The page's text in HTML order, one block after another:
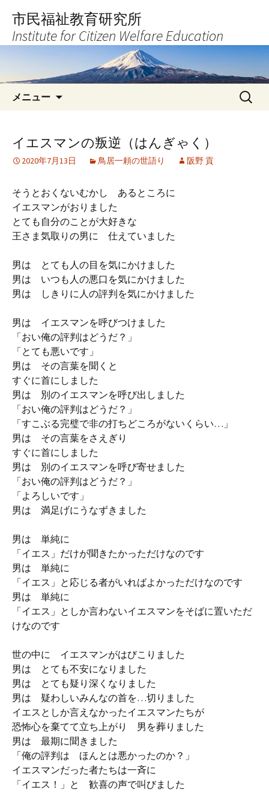
へ
キ
市民福祉教育研究所
Institute for Citizen Welfare Education
メニュー
検
索:
イエスマンの叛逆（はんぎゃく）
2020年7月13日 鳥居一頼の世語り 阪野 貢
そうとおくないむかし あるところに
イエスマンがおりました
とても自分のことが大好きな
王さま気取りの男に 仕えていました
男は とても人の目を気にかけました
男は いつも人の悪口を気にかけました
男は しきりに人の評判を気にかけました
男は イエスマンを呼びつけました
「おい俺の評判はどうだ？」
「とても悪いです」
男は その言葉を聞くと
すぐに首にしました
男は 別のイエスマンを呼び出しました
「おい俺の評判はどうだ？」
「すこぶる完璧で非の打ちどころがないくらい…」
男は その言葉をさえぎり
すぐに首にしました
男は 別のイエスマンを呼び寄せました
「おい俺の評判はどうだ？」
「よろしいです」
男は 満足げにうなずきました
男は 単純に
「イエス」だけが聞きたかっただけなのです
男は 単純に
「イエス」と応じる者がいればよかっただけなのです
男は 単純に
「イエス」としか言わないイエスマンをそばに置いただ
けなのです
世の中に イエスマンがはびこりました
男は とても不安になりました
男は とても疑り深くなりました
男は 疑わしいみんなの首を…切りました
イエスとしか言えなかったイエスマンたちが
恐怖心を棄てて立ち上がり 男を葬りました
男は 最期に聞きました
「俺の評判は ほんとは悪かったのか？」
イエスマンだった者たちは一斉に
「イエス！」と 歓喜の声で叫びました